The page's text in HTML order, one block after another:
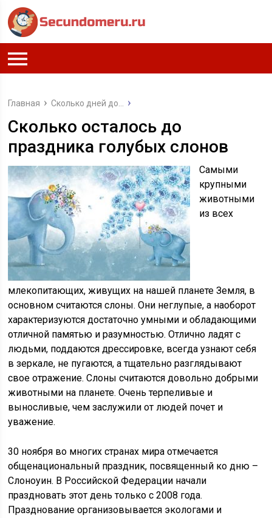
Главная Сколько дней до...
Сколько осталось до
праздника голубых слонов
Самыми
крупными
животными
из всех
млекопитающих, живущих на нашей планете Земля, в
основном считаются слоны. Они неглупые, а наоборот
характеризуются достаточно умными и обладающими
отличной памятью и разумностью. Отлично ладят с
людьми, поддаются дрессировке, всегда узнают себя
в зеркале, не пугаются, а тщательно разглядывают
свое отражение. Слоны считаются довольно добрыми
животными на планете. Очень терпеливые и
выносливые, чем заслужили от людей почет и
уважение.
30 ноября во многих странах мира отмечается
общенациональный праздник, посвященный ко дню –
Слоноуин. В Российской Федерации начали
праздновать этот день только с 2008 года.
Празднование организовывается экологами и